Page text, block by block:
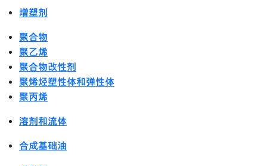
增塑剂
聚合物
聚乙烯
聚合物改性剂
聚烯烃塑性体和弹性体
聚丙烯
溶剂和流体
合成基础油